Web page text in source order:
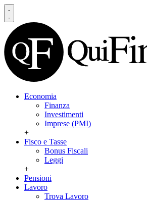
Economia
Finanza
Investimenti
Imprese (PMI)
+
Fisco e Tasse
Bonus Fiscali
Leggi
+
Pensioni
Lavoro
Trova Lavoro